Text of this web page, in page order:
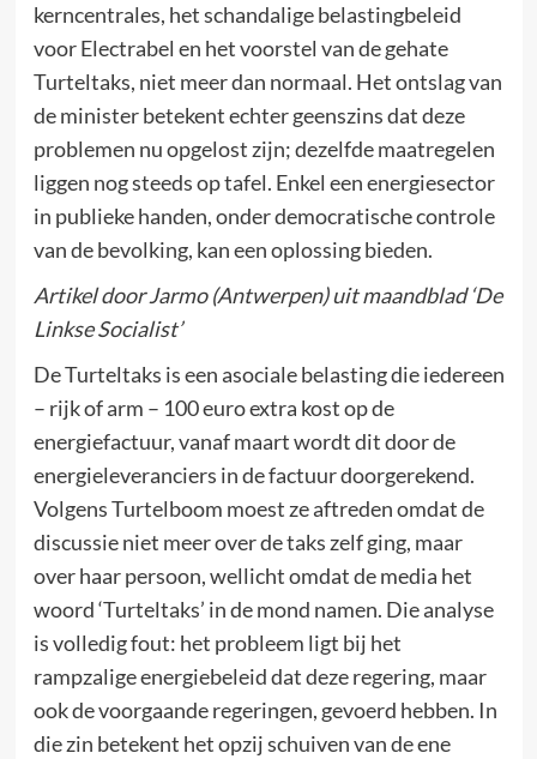
kerncentrales, het schandalige belastingbeleid
voor Electrabel en het voorstel van de gehate
Turteltaks, niet meer dan normaal. Het ontslag van
de minister betekent echter geenszins dat deze
problemen nu opgelost zijn; dezelfde maatregelen
liggen nog steeds op tafel. Enkel een energiesector
in publieke handen, onder democratische controle
van de bevolking, kan een oplossing bieden.
Artikel door Jarmo (Antwerpen) uit maandblad ‘De
Linkse Socialist’
De Turteltaks is een asociale belasting die iedereen
– rijk of arm – 100 euro extra kost op de
energiefactuur, vanaf maart wordt dit door de
energieleveranciers in de factuur doorgerekend.
Volgens Turtelboom moest ze aftreden omdat de
discussie niet meer over de taks zelf ging, maar
over haar persoon, wellicht omdat de media het
woord ‘Turteltaks’ in de mond namen. Die analyse
is volledig fout: het probleem ligt bij het
rampzalige energiebeleid dat deze regering, maar
ook de voorgaande regeringen, gevoerd hebben. In
die zin betekent het opzij schuiven van de ene